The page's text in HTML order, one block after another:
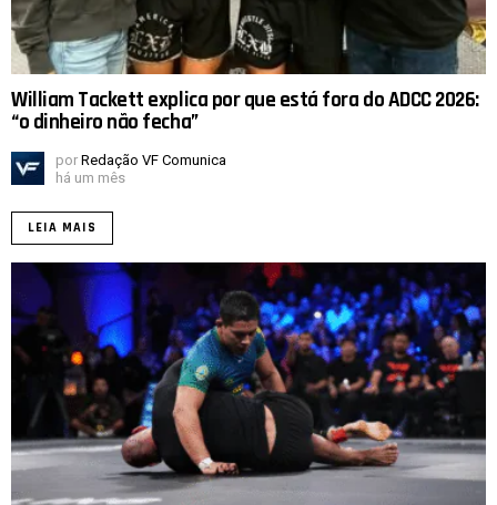
William Tackett explica por que está fora do ADCC 2026:
“o dinheiro não fecha”
por Redação VF Comunica
há um mês
LEIA MAIS